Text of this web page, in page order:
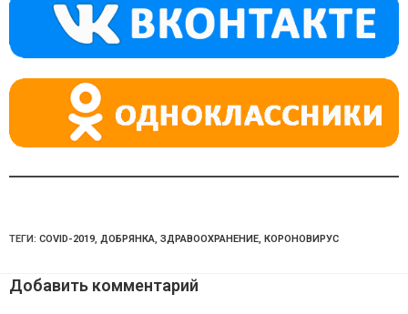
ss
ni
ki
p
ТЕГИ: COVID-2019, ДОБРЯНКА, ЗДРАВООХРАНЕНИЕ, КОРОНОВИРУС
Добавить комментарий